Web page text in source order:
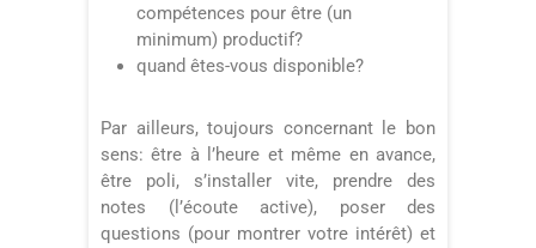
compétences pour être (un
minimum) productif?
quand êtes-vous disponible?
Par ailleurs, toujours concernant le bon
sens: être à l’heure et même en avance,
être poli, s’installer vite, prendre des
notes (l’écoute active), poser des
questions (pour montrer votre intérêt) et